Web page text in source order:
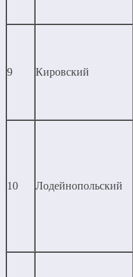
9 Кировский
10 Лодейнопольский